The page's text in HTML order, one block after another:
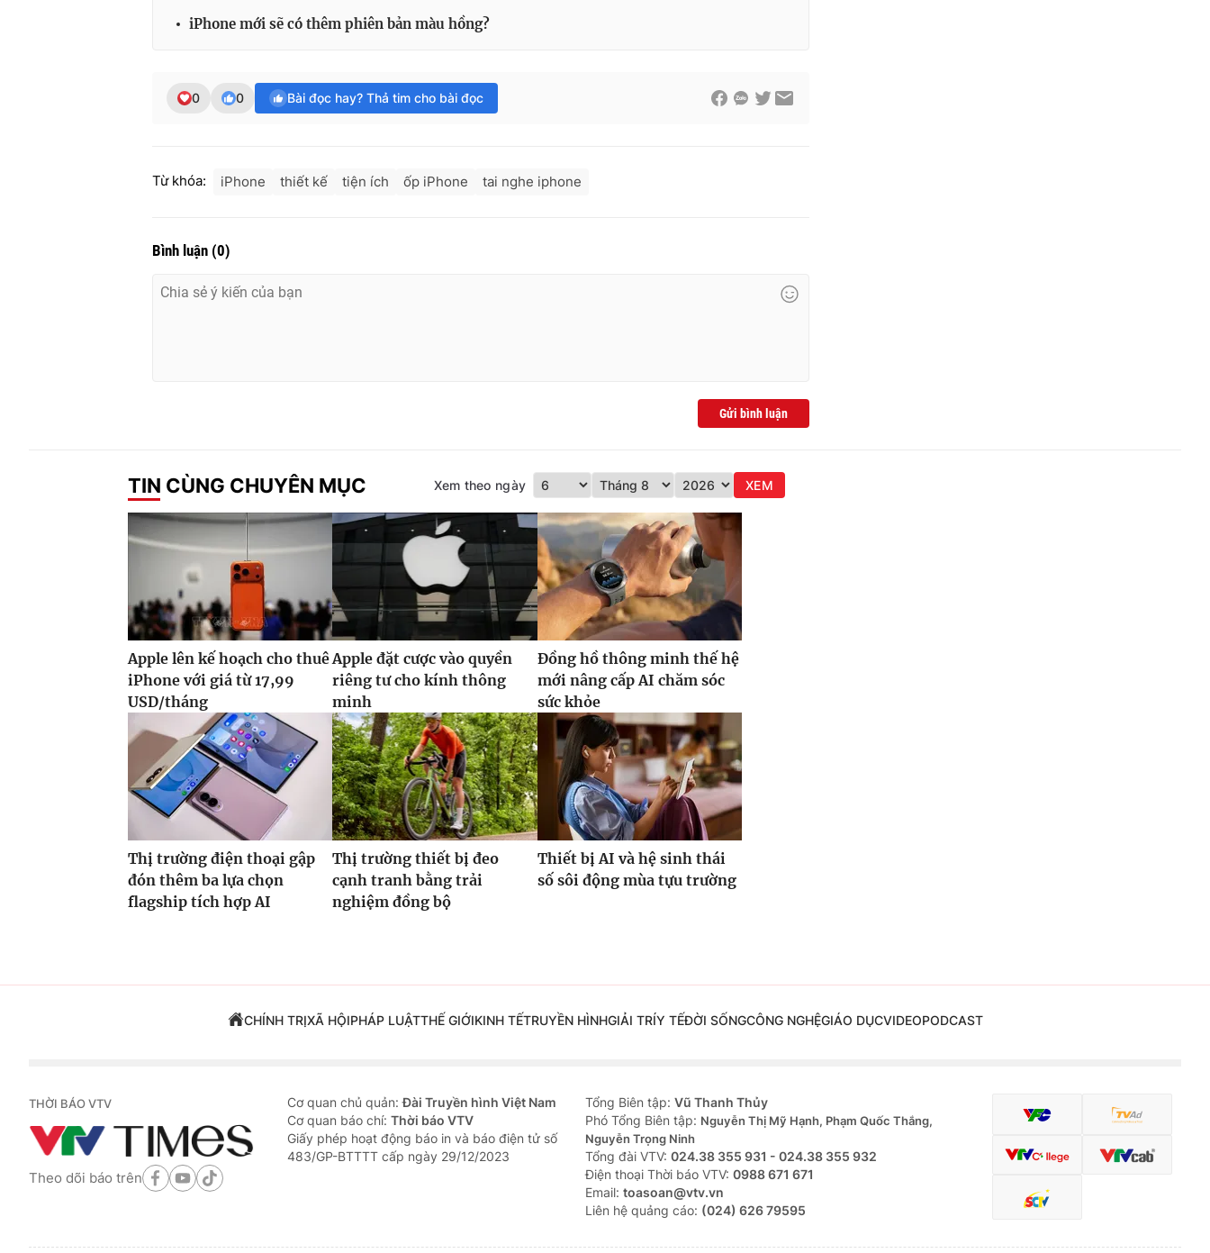
iPhone mới sẽ có thêm phiên bản màu hồng?
0 0 Bài đọc hay? Thả tim cho bài đọc
Từ khóa: iPhone thiết kế tiện ích ốp iPhone tai nghe iphone
Bình luận (0)
Gửi bình luận
TIN CÙNG CHUYÊN MỤC Xem theo ngày XEM
Apple lên kế hoạch cho thuê
iPhone với giá từ 17,99
USD/tháng
Apple đặt cược vào quyền
riêng tư cho kính thông
minh
Đồng hồ thông minh thế hệ
mới nâng cấp AI chăm sóc
sức khỏe
Thị trường điện thoại gập
đón thêm ba lựa chọn
flagship tích hợp AI
Thị trường thiết bị đeo
cạnh tranh bằng trải
nghiệm đồng bộ
Thiết bị AI và hệ sinh thái
số sôi động mùa tựu trường
CHÍNH TRỊXÃ HỘIPHÁP LUẬTTHẾ GIỚIKINH TẾTRUYỀN HÌNHGIẢI TRÍY TẾĐỜI SỐNGCÔNG NGHỆGIÁO DỤCVIDEOPODCAST
THỜI BÁO VTV
Theo dõi báo trên
Cơ quan chủ quản:Đài Truyền hình Việt Nam
Cơ quan báo chí: Thời báo VTV
Giấy phép hoạt động báo in và báo điện tử số
483/GP-BTTTT cấp ngày 29/12/2023
Tổng Biên tập: Vũ Thanh Thủy
Phó Tổng Biên tập: Nguyễn Thị Mỹ Hạnh, Phạm Quốc Thắng,
Nguyễn Trọng Ninh
Tổng đài VTV: 024.38 355 931 - 024.38 355 932
Ðiện thoại Thời báo VTV: 0988 671 671
Email: toasoan@vtv.vn
Liên hệ quảng cáo: (024) 626 79595